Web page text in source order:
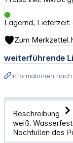
Lagernd,
Zum Merkzettel
weiterführende
Informationen nach
Beschreibung
weiß.
Nachfüllen des